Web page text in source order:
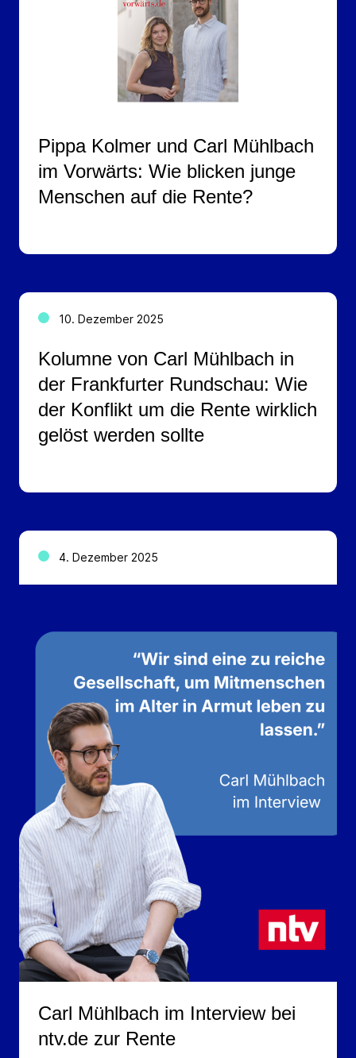
Pippa Kolmer und Carl Mühlbach
im Vorwärts: Wie blicken junge
Menschen auf die Rente?
10. Dezember 2025
Kolumne von Carl Mühlbach in
der Frankfurter Rundschau: Wie
der Konflikt um die Rente wirklich
gelöst werden sollte
4. Dezember 2025
Carl Mühlbach im Interview bei
ntv.de zur Rente